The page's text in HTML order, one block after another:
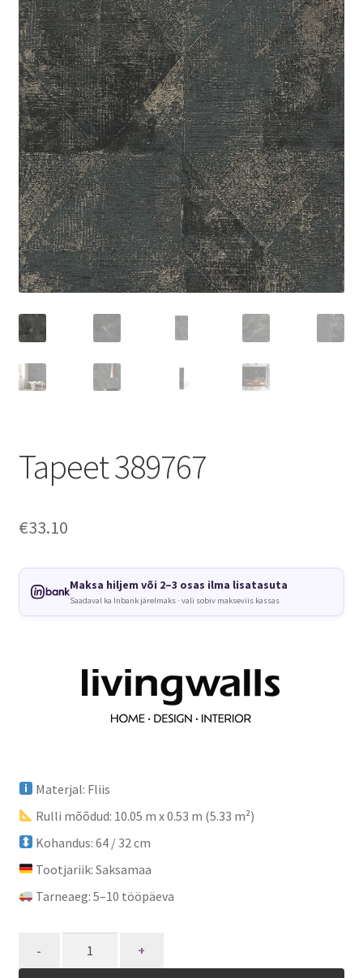
Tapeet 389767
€33.10
Maksa hiljem või 2–3 osas ilma lisatasuta
Saadaval ka Inbank järelmaks · vali sobiv makseviis kassas
Materjal: Fliis
Rulli mõõdud: 10.05 m x 0.53 m (5.33 m²)
Kohandus: 64 / 32 cm
Tootjariik: Saksamaa
Tarneaeg: 5–10 tööpäeva